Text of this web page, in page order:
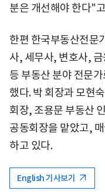
분은 개선해야 한다"
한편 한국부동산전문
사, 세무사, 변호사,
등 부동산 분야 전문
했다. 박 회장과 모현
회장, 조용문 부동산
공동회장을 맡았고,
하고 있다.
English 기사보기